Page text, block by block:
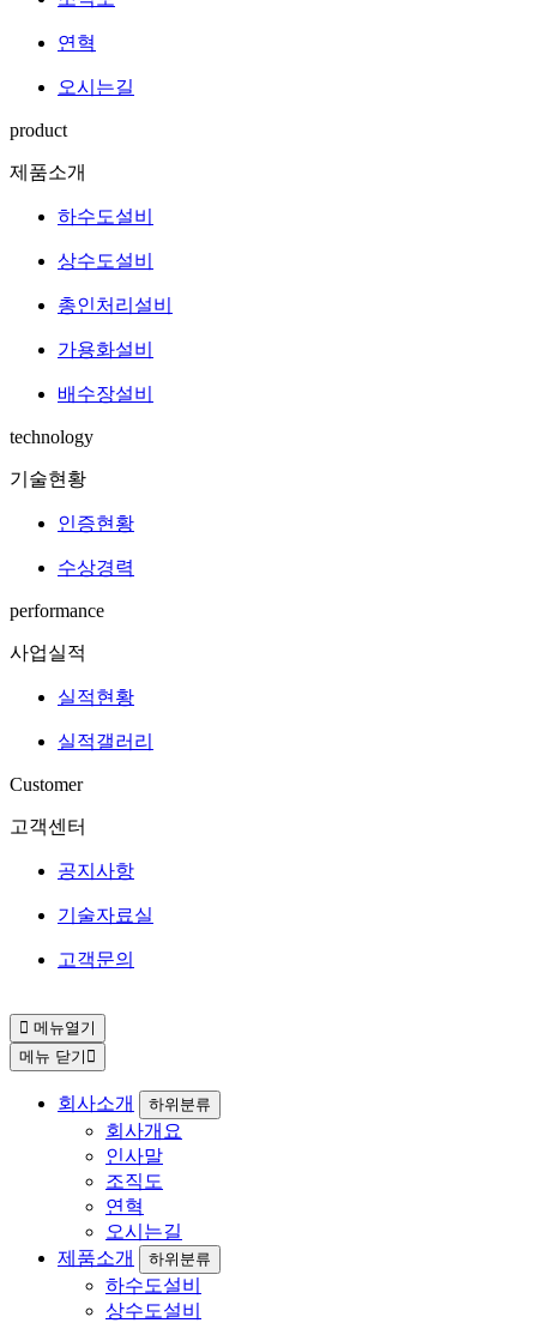
연혁
오시는길
product
제품소개
하수도설비
상수도설비
총인처리설비
가용화설비
배수장설비
technology
기술현황
인증현황
수상경력
performance
사업실적
실적현황
실적갤러리
Customer
고객센터
공지사항
기술자료실
고객문의
메뉴열기
메뉴 닫기
회사소개 하위분류
회사개요
인사말
조직도
연혁
오시는길
제품소개
하위분류
하수도설비
상수도설비